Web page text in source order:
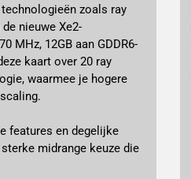
zoals ray
nieuwe Xe2-
MHz, 12GB aan GDDR6-
kaart over 20 ray
waarmee je hogere
features en degelijke
midrange keuze die